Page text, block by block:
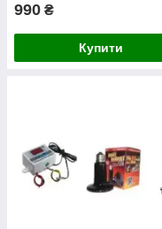
990 ₴
Купити